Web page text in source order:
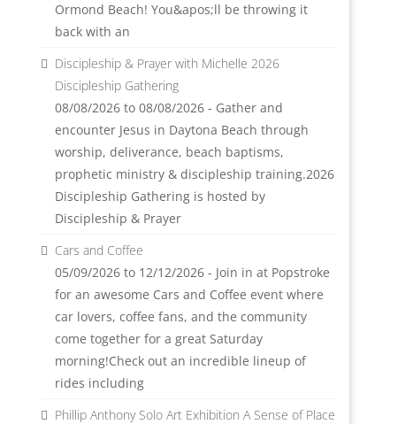
Ormond Beach! You&apos;ll be throwing it
back with an
Discipleship & Prayer with Michelle 2026
Discipleship Gathering
08/08/2026 to 08/08/2026 - Gather and
encounter Jesus in Daytona Beach through
worship, deliverance, beach baptisms,
prophetic ministry & discipleship training.2026
Discipleship Gathering is hosted by
Discipleship & Prayer
Cars and Coffee
05/09/2026 to 12/12/2026 - Join in at Popstroke
for an awesome Cars and Coffee event where
car lovers, coffee fans, and the community
come together for a great Saturday
morning!Check out an incredible lineup of
rides including
Phillip Anthony Solo Art Exhibition A Sense of Place